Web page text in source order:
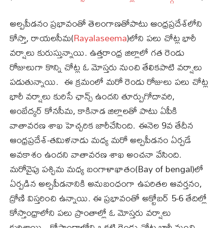
అల్పపీడనం ప్రభావంతో తెలంగాణతోపాటు ఆంధ్రప్రదేశ్‌‌లోని
కోస్తా, రాయలసీమ(Rayalaseema)లోని పలు చోట్ల భారీ
వర్షాలు కురుస్తున్నాయి. ఉత్తరాంధ్ర జిల్లాలో గత రెండు
రోజులుగా కొన్ని చోట్ల ఓ మోస్తరు నుంచి తేలికపాటి వర్షాలు
పడుతున్నాయి. ఈ క్రమంలో మరో రెండు రోజులు పలు చోట్ల
భారీ వర్షాలు కురిసే ఛాన్స్ ఉందని తూర్పుగోదావరి,
అంబేద్కర్ కోనసీమ, కాకినాడ జిల్లాలతో పాటు ఏపీకి
వాతావరణ శాఖ హెచ్చరిక జారీచేసింది. ఈనెల 9వ తేదీన
ఆంధ్రప్రదేశ్‌-తమిళనాడు మధ్య మరో అల్పపీడనం ఏర్పడే
అవకాశం ఉందని వాతావరణ శాఖ అంచనా వేసింది.
మరోవైపు పశ్చిమ మధ్య బంగాళాఖాతం(Bay of bengal)లో
ఏర్పడిన అల్పపీడనానికి అనుబంధంగా ఉపరితల ఆవర్తనం,
ద్రోణి విస్తరించి ఉన్నాయి. ఈ ప్రభావంతో అక్టోబర్ 5-6 తేదిల్లో
కోస్తాంధ్రాలోని పలు ప్రాంతాల్లో ఓ మోస్తరు వర్షాలు